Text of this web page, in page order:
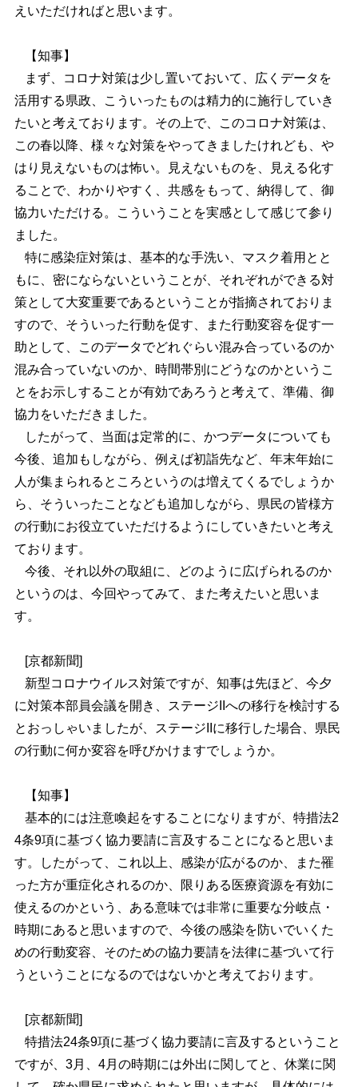
えいただければと思います。
【知事】
まず、コロナ対策は少し置いておいて、広くデータを
活用する県政、こういったものは精力的に施行していき
たいと考えております。その上で、このコロナ対策は、
この春以降、様々な対策をやってきましたけれども、や
はり見えないものは怖い。見えないものを、見える化す
ることで、わかりやすく、共感をもって、納得して、御
協力いただける。こういうことを実感として感じて参り
ました。
特に感染症対策は、基本的な手洗い、マスク着用とと
もに、密にならないということが、それぞれができる対
策として大変重要であるということが指摘されておりま
すので、そういった行動を促す、また行動変容を促す一
助として、このデータでどれぐらい混み合っているのか
混み合っていないのか、時間帯別にどうなのかというこ
とをお示しすることが有効であろうと考えて、準備、御
協力をいただきました。
したがって、当面は定常的に、かつデータについても
今後、追加もしながら、例えば初詣先など、年末年始に
人が集まられるところというのは増えてくるでしょうか
ら、そういったことなども追加しながら、県民の皆様方
の行動にお役立ていただけるようにしていきたいと考え
ております。
今後、それ以外の取組に、どのように広げられるのか
というのは、今回やってみて、また考えたいと思いま
す。
[京都新聞]
新型コロナウイルス対策ですが、知事は先ほど、今夕
に対策本部員会議を開き、ステージIIへの移行を検討する
とおっしゃいましたが、ステージIIに移行した場合、県民
の行動に何か変容を呼びかけますでしょうか。
【知事】
基本的には注意喚起をすることになりますが、特措法2
4条9項に基づく協力要請に言及することになると思いま
す。したがって、これ以上、感染が広がるのか、また罹
った方が重症化されるのか、限りある医療資源を有効に
使えるのかという、ある意味では非常に重要な分岐点・
時期にあると思いますので、今後の感染を防いでいくた
めの行動変容、そのための協力要請を法律に基づいて行
うということになるのではないかと考えております。
[京都新聞]
特措法24条9項に基づく協力要請に言及するということ
ですが、3月、4月の時期には外出に関してと、休業に関